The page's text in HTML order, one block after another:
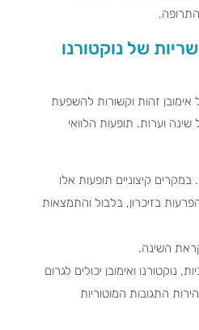
של נוקטורנו
אימובן זהות וקשורות להשפעת
וערות. תופעות הלוואי
במקרים קיצוניים תופעות אלו
הפרעות בזיכרון, בלבול והתמצאות
השינה.
נוקטורנו ואימובן יכולים לגרום
התגובות המוטוריות